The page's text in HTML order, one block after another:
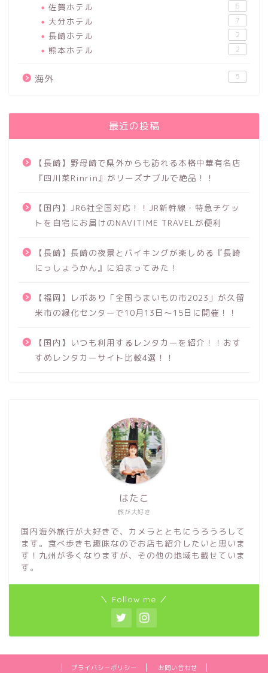
佐賀ホテル 6
大分ホテル 7
長崎ホテル 2
熊本ホテル 2
海外 5
最近の投稿
【長崎】野母崎で県外からも訪れる本格中華有名店
『四川菜Rinrin』がリーズナブルで絶品！！
【国内】JR6社全国対応！！JR新幹線・特急チケッ
トを自宅にお届けのNAVITIME TRAVELが便利
【長崎】長崎の夜景とバイキングが楽しめる『長崎
にっしょうかん』に泊まってみた！
【福岡】レポあり「全国うまいもの市2023」が久留
米市の緑化センターで10月13日～15日に開催！！
【国内】いつも利用するレンタカーを紹介！！おす
すめレンタカーサイト比較4選！！
旅が大好き
はたこ
国内海外旅行が大好きで、カメラとともにうろうろして
ます。食べ歩きも趣味なのでお店も紹介したいと思いま
す！九州が多くなりますが、その他の地域も載せていま
す。
＼ Follow me ／
プライバシーポリシー お問い合わせ